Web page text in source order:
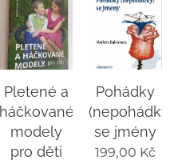
Pletené a
háčkované
modely
pro děti
Pohádky
se jmény
199,00 Kč